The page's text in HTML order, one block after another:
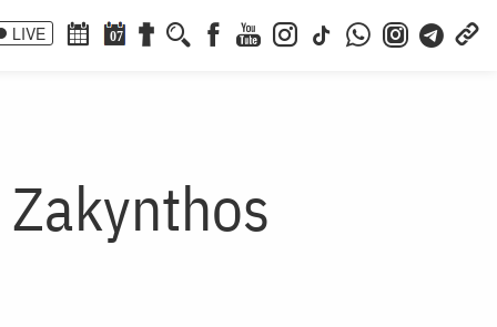
LIVE 07